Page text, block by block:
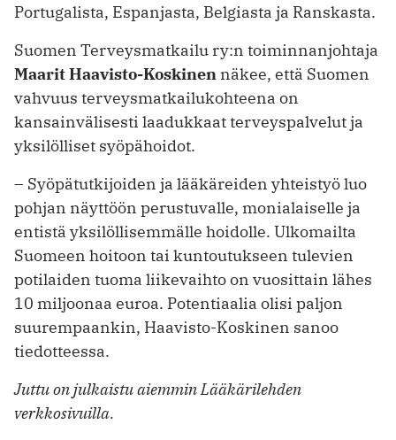
Portugalista, Espanjasta, Belgiasta ja Ranskasta.
Suomen Terveysmatkailu ry:n toiminnanjohtaja
Maarit Haavisto-Koskinen näkee, että Suomen
vahvuus terveysmatkailukohteena on
kansainvälisesti laadukkaat terveyspalvelut ja
yksilölliset syöpähoidot.
– Syöpätutkijoiden ja lääkäreiden yhteistyö luo
pohjan näyttöön perustuvalle, monialaiselle ja
entistä yksilöllisemmälle hoidolle. Ulkomailta
Suomeen hoitoon tai kuntoutukseen tulevien
potilaiden tuoma liikevaihto on vuosittain lähes
10 miljoonaa euroa. Potentiaalia olisi paljon
suurempaankin, Haavisto-Koskinen sanoo
tiedotteessa.
Juttu on julkaistu aiemmin Lääkärilehden
verkkosivuilla.